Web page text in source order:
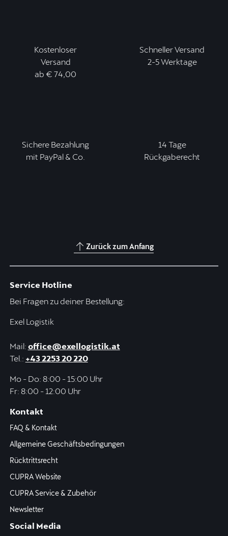
Kostenloser
Versand
ab € 74,00
Schneller Versand
2-5 Werktage
Sichere Bezahlung
mit PayPal & Co.
14 Tage
Rückgaberecht
Zurück zum Anfang
Service Hotline
Bei Fragen zu deiner Bestellung:
Exel Logistik
Mail: office@exellogistik.at
Tel.: +43 2253 20 220
Mo - Do: 8:00 - 15:00 Uhr
Fr: 8:00 - 12:00 Uhr
Kontakt
FAQ & Kontakt
Allgemeine Geschäftsbedingungen
Rücktrittsrecht
CUPRA Website
CUPRA Service & Zubehör
Newsletter
Social Media